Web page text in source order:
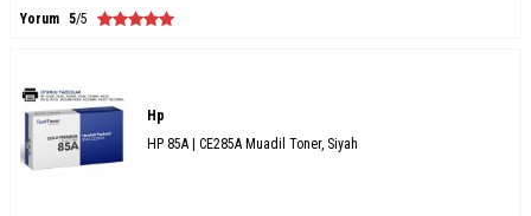
Yorum 5/5
Hp
HP 85A | CE285A Muadil Toner, Siyah